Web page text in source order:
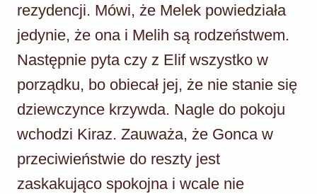
rezydencji. Mówi, że Melek powiedziała
jedynie, że ona i Melih są rodzeństwem.
Następnie pyta czy z Elif wszystko w
porządku, bo obiecał jej, że nie stanie się
dziewczynce krzywda. Nagle do pokoju
wchodzi Kiraz. Zauważa, że Gonca w
przeciwieństwie do reszty jest
zaskakująco spokojna i wcale nie